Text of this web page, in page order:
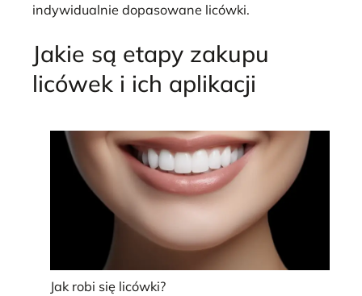
indywidualnie dopasowane licówki.
Jakie są etapy zakupu
licówek i ich aplikacji
Jak robi się licówki?